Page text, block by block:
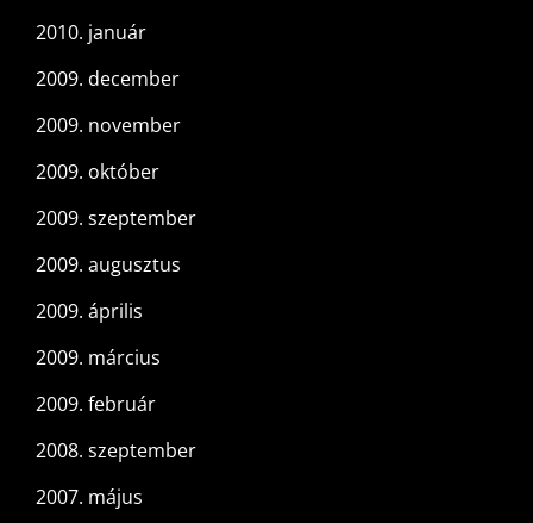
2010. január
2009. december
2009. november
2009. október
2009. szeptember
2009. augusztus
2009. április
2009. március
2009. február
2008. szeptember
2007. május